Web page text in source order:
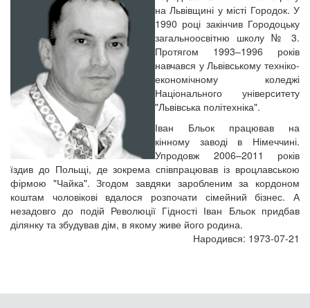
на Львівщині у місті Городок. У
1990 році закінчив Городоцьку
загальноосвітню школу № 3.
Протягом 1993–1996 років
навчався у Львівському техніко-
економічному коледжі
Національного університету
"Львівська політехніка".
Іван Бльок працював на
кінному заводі в Німеччині.
Упродовж 2006–2011 років
їздив до Польщі, де зокрема співпрацював із вроцлавською
фірмою "Чайка". Згодом завдяки заробленим за кордоном
коштам чоловікові вдалося розпочати сімейний бізнес. А
незадовго до подій Революції Гідності Іван Бльок придбав
ділянку та збудував дім, в якому живе його родина.
Народився: 1973-07-21